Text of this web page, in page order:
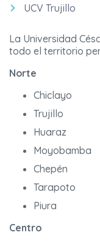
UCV Trujillo
La Universidad
todo el territorio
Norte
Chiclayo
Trujillo
Huaraz
Moyobamba
Chepén
Tarapoto
Piura
Centro